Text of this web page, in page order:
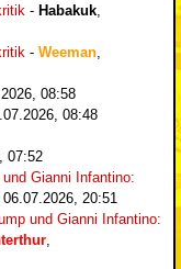
- Habakuk
- Weeman
08:58
08:48
07:52
Gianni Infantino:
06.07.2026, 20:51
und Gianni Infantino: